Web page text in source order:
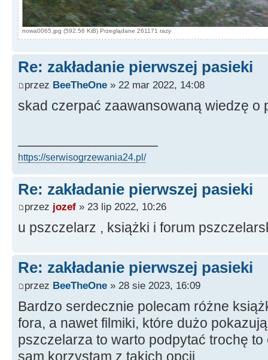
nowa0065.jpg (592.56 KiB) Przeglądane 261171 razy
Re: zakładanie pierwszej pasieki
przez BeeTheOne » 22 mar 2022, 14:08
skad czerpać zaawansowaną wiedzę o
https://serwisogrzewania24.pl/
Re: zakładanie pierwszej pasieki
przez jozef » 23 lip 2022, 10:26
u pszczelarz , książki i forum
Re: zakładanie pierwszej pasieki
przez BeeTheOne » 28 sie 2023, 16:09
Bardzo serdecznie polecam różne
fora, a nawet filmiki, które dużo
pszczelarza to warto podpytać trochę
sam korzystam z takich opcji